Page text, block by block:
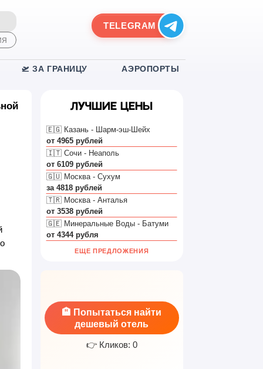
TELEGRAM
🛫 ЗА ГРАНИЦУ АЭРОПОРТЫ
Лучшие цены
🇪🇬 Казань - Шарм-эш-Шейх
от 4965 рублей
🇮🇹 Сочи - Неаполь
от 6109 рублей
🇬🇺 Москва - Сухум
за 4818 рублей
🇹🇷 Москва - Анталья
от 3538 рублей
🇬🇪 Минеральные Воды - Батуми
от 4344 рубля
ЕЩЕ ПРЕДЛОЖЕНИЯ
🏨 Попытаться найти
дешевый отель
👉 Кликов: 0